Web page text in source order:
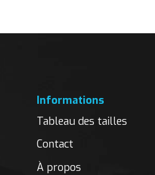
Informations
Tableau des tailles
Contact
À propos